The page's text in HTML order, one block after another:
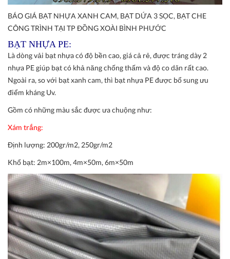
BÁO GIÁ BẠT NHỰA XANH CAM, BẠT DỨA 3 SỌC, BẠT CHE
CÔNG TRÌNH TẠI TP ĐỒNG XOÀI BÌNH PHƯỚC
BẠT NHỰA PE:
Là dòng vải bạt nhựa có độ bền cao, giá cả rẻ, được tráng dày 2
nhựa PE giúp bạt có khả năng chống thấm và độ co dãn rất cao.
Ngoài ra, so với bạt xanh cam, thì bạt nhựa PE được bổ sung ưu
điểm kháng Uv.
Gồm có những màu sắc được ưa chuộng như:
Xám trắng:
Định lượng: 200gr/m2, 250gr/m2
Khổ bạt: 2m×100m, 4m×50m, 6m×50m